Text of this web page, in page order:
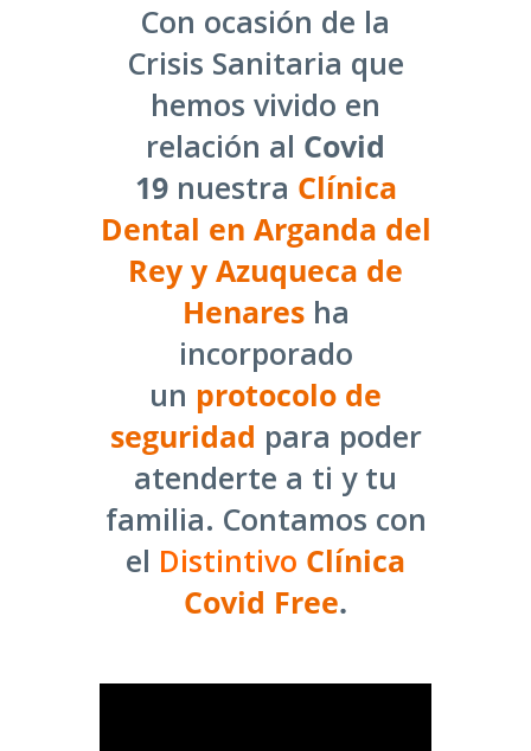
Con ocasión de la
Crisis Sanitaria que
hemos vivido en
relación al Covid
19nuestra Clínica
Dental en Arganda del
Rey y Azuqueca de
Henaresha
incorporado
un protocolo de
seguridad para poder
atenderte a ti y tu
familia. Contamos con
el Distintivo Clínica
Covid Free.